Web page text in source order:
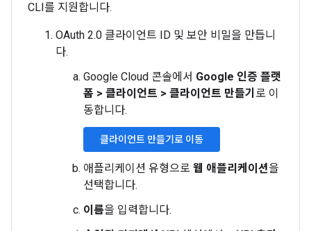
CLI를 지원합니다.
OAuth 2.0 클라이언트 ID 및 보안 비밀을 만듭니
다.
Google Cloud 콘솔에서 Google 인증 플랫
폼 > 클라이언트 > 클라이언트 만들기 로 이
동합니다.
클라이언트 만들기로 이동
애플리케이션 유형으로 웹 애플리케이션을
선택합니다.
이름을 입력합니다.